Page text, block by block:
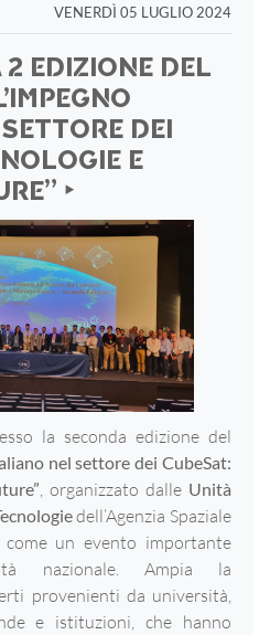
VENERDÌ 05 LUGLIO 2024
EDIZIONE DEL
DEI
E
‣
la seconda edizione del
nel settore dei CubeSat:
, organizzato dalle Unità
dell’Agenzia Spaziale
come un evento importante
nazionale. Ampia la
provenienti da università,
e istituzioni, che hanno